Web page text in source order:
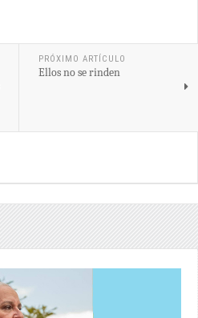
PRÓXIMO ARTÍCULO
Ellos no se rinden